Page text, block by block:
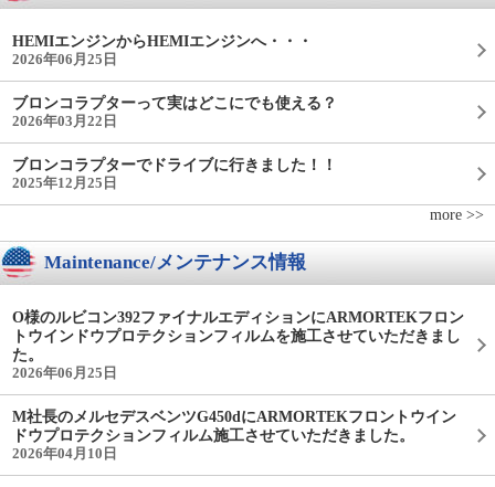
HEMIエンジンからHEMIエンジンへ・・・
2026年06月25日
ブロンコラプターって実はどこにでも使える？
2026年03月22日
ブロンコラプターでドライブに行きました！！
2025年12月25日
more >>
Maintenance/メンテナンス情報
O様のルビコン392ファイナルエディションにARMORTEKフロン
トウインドウプロテクションフィルムを施工させていただきまし
た。
2026年06月25日
M社長のメルセデスベンツG450dにARMORTEKフロントウイン
ドウプロテクションフィルム施工させていただきました。
2026年04月10日